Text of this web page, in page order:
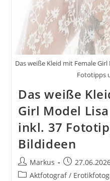
Das weiße Kleid mit Female
Fototipps
Das weiße
Girl Model
inkl. 37
Bildideen
Beitrags-
Autor:
Markus
Beitrag
veröffentlicht:
Beitrags-
Aktfotograf /